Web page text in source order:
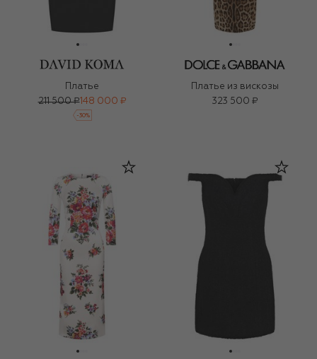
Платье
211 500 ₽148 000 ₽
-30%
Платье из вискозы
323 500 ₽